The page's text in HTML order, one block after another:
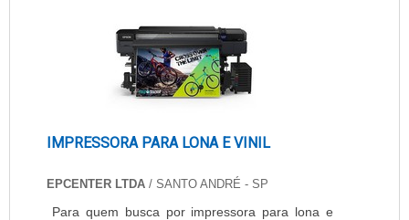
IMPRESSORA PARA LONA E VINIL
EPCENTER LTDA / SANTO ANDRÉ - SP
Para quem busca por impressora para lona e